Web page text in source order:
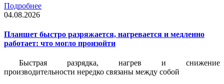
Подробнее
04.08.2026
Планшет быстро разряжается, нагревается и медленно
работает: что могло произойти
Быстрая разрядка, нагрев и снижение
производительности нередко связаны между собой